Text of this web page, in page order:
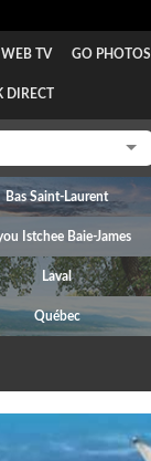
TV GO PHOTOS
DIRECT
Bas Saint-Laurent
Istchee Baie-James
Laval
Québec